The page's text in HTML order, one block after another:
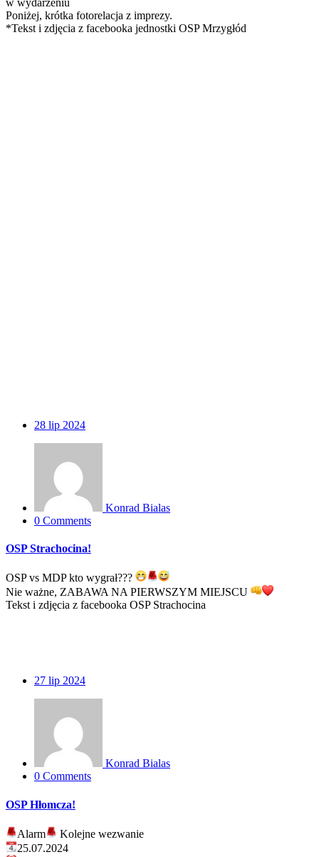
Poniżej, krótka fotorelacja z imprezy.
*Tekst i zdjęcia z facebooka jednostki OSP Mrzygłód
28 lip 2024
Konrad Bialas
0 Comments
OSP Strachocina!
OSP vs MDP kto wygrał???
Nie ważne, ZABAWA NA PIERWSZYM MIEJSCU
Tekst i zdjęcia z facebooka OSP Strachocina
27 lip 2024
Konrad Bialas
0 Comments
OSP Hłomcza!
Alarm
Kolejne wezwanie
25.07.2024